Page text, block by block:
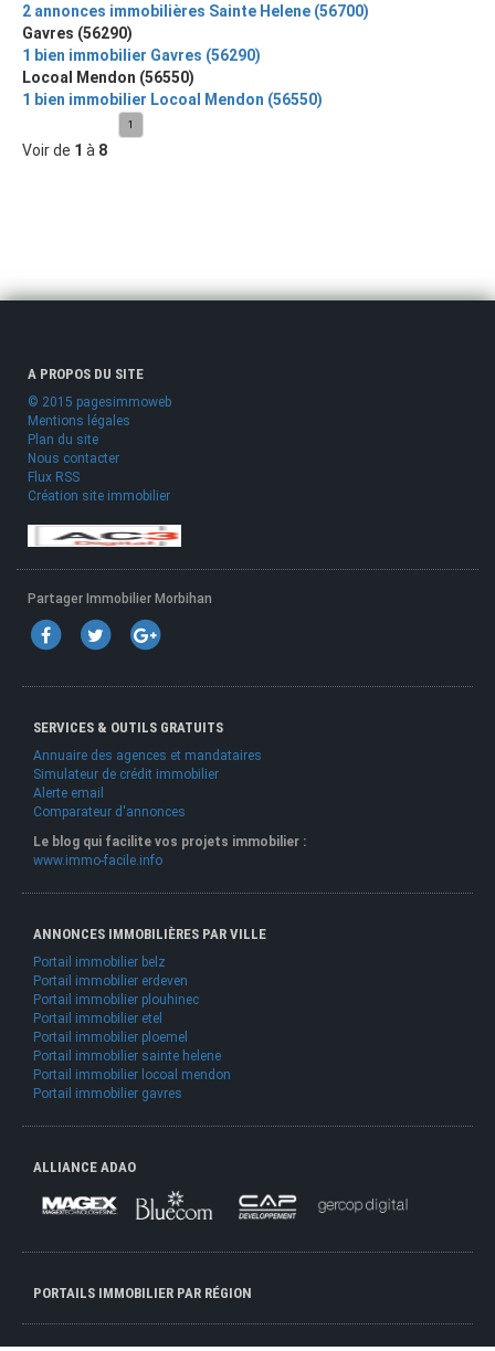
2 annonces immobilières Sainte Helene (56700)
Gavres (56290)
1 bien immobilier Gavres (56290)
Locoal Mendon (56550)
1 bien immobilier Locoal Mendon (56550)
Voir de 1 à 8
1
A PROPOS DU SITE
© 2015 pagesimmoweb
Mentions légales
Plan du site
Nous contacter
Flux RSS
Création site immobilier
Partager Immobilier Morbihan
SERVICES & OUTILS GRATUITS
Annuaire des agences et mandataires
Simulateur de crédit immobilier
Alerte email
Comparateur d'annonces
Le blog qui facilite vos projets immobilier :
www.immo-facile.info
ANNONCES IMMOBILIÈRES PAR VILLE
Portail immobilier belz
Portail immobilier erdeven
Portail immobilier plouhinec
Portail immobilier etel
Portail immobilier ploemel
Portail immobilier sainte helene
Portail immobilier locoal mendon
Portail immobilier gavres
ALLIANCE ADAO
PORTAILS IMMOBILIER PAR RÉGION